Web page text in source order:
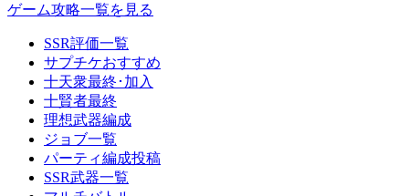
ゲーム攻略一覧を見る
SSR評価一覧
サプチケおすすめ
十天衆最終･加入
十賢者最終
理想武器編成
ジョブ一覧
パーティ編成投稿
SSR武器一覧